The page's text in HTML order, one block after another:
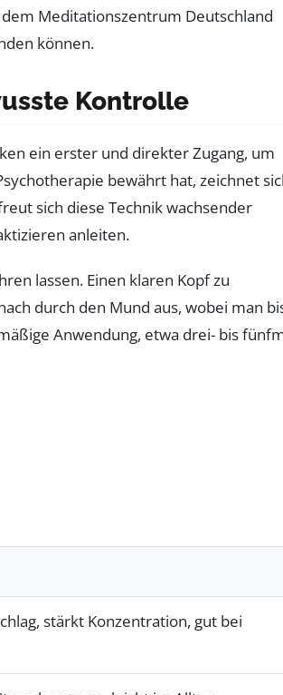
Meditationszentrum Deutschland
können.
Kontrolle
ein erster und direkter Zugang, um
bewährt hat, zeichnet
sich diese Technik wachsender
anleiten.
lassen. Einen klaren Kopf zu
durch den Mund aus, wobei man
Anwendung, etwa drei- bis
stärkt Konzentration, gut bei